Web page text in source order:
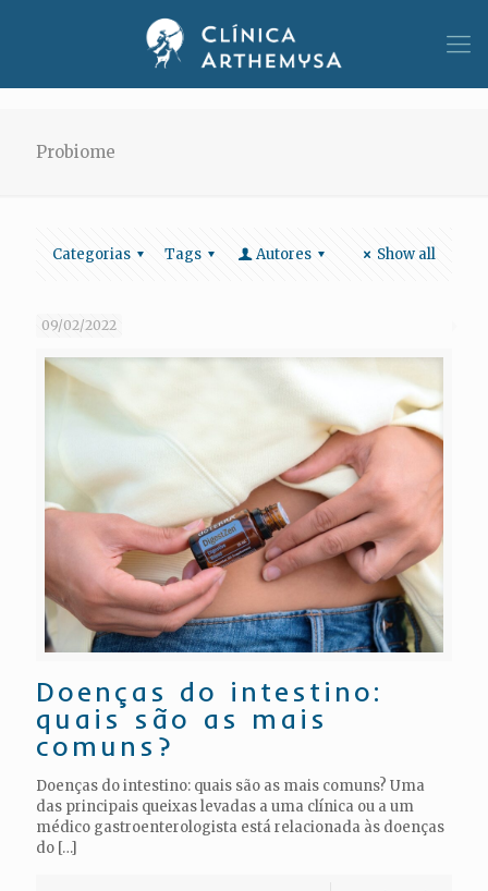
Probiome
Categorias Tags Autores Show all
09/02/2022
Doenças do intestino:
quais são as mais
comuns?
Doenças do intestino: quais são as mais comuns? Uma
das principais queixas levadas a uma clínica ou a um
médico gastroenterologista está relacionada às doenças
do […]